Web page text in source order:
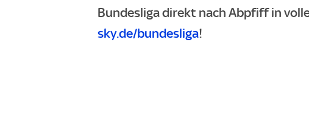
Bundesliga direkt nach Abpfiff in
sky.de/bundesliga!